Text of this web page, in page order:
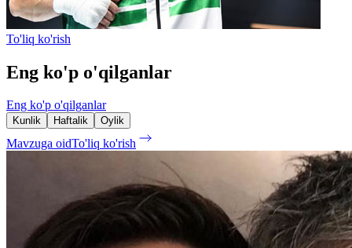
To'liq ko'rish
Eng ko'p o'qilganlar
Eng ko'p o'qilganlar
Kunlik Haftalik Oylik
Mavzuga oidTo'liq ko'rish